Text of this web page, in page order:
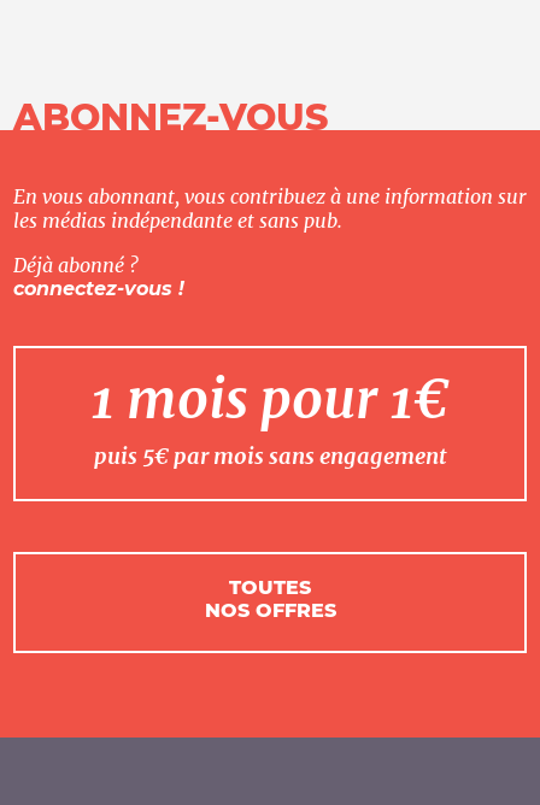
ABONNEZ-VOUS
En vous abonnant, vous contribuez à une information sur
les médias indépendante et sans pub.
Déjà abonné ?
connectez-vous !
1 mois pour 1€
puis 5€ par mois sans engagement
TOUTES
NOS OFFRES